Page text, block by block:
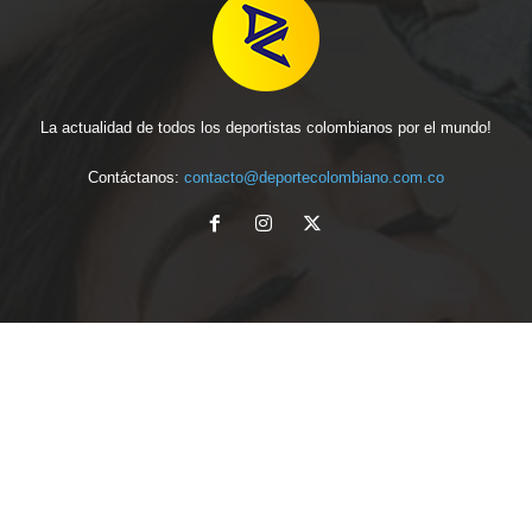
La actualidad de todos los deportistas colombianos por el mundo!
Contáctanos: contacto@deportecolombiano.com.co